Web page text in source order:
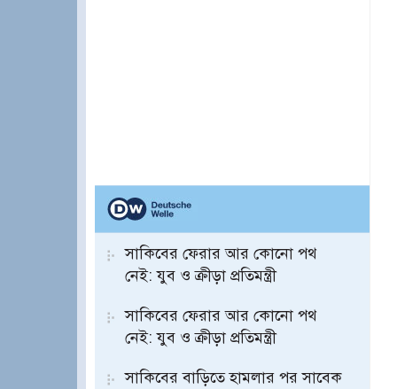
সাকিবের ফেরার আর কোনো পথ
নেই: যুব ও ক্রীড়া প্রতিমন্ত্রী
সাকিবের ফেরার আর কোনো পথ
নেই: যুব ও ক্রীড়া প্রতিমন্ত্রী
সাকিবের বাড়িতে হামলার পর সাবেক